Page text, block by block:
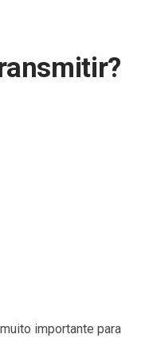
importante para